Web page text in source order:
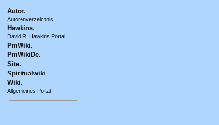
Autor.
Autorenverzeichnis
Hawkins.
David R. Hawkins Portal
PmWiki.
PmWikiDe.
Site.
Spiritualwiki.
Wiki.
Allgemeines Portal